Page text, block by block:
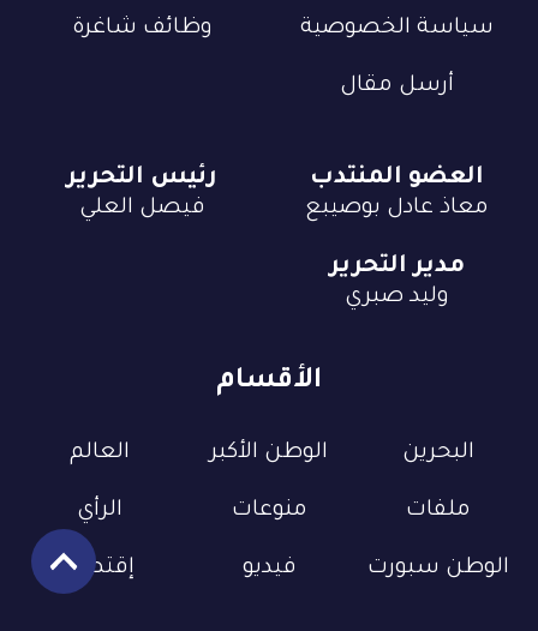
سياسة الخصوصية وظائف شاغرة
أرسل مقال
الأقسام
البحرين الوطن الأكبر العالم
ملفات منوعات الرأي
الوطن سبورت فيديو إقتصاد
العضو المنتدب
معاذ عادل بوصيبع
رئيس التحرير
فيصل العلي
مدير التحرير
وليد صبري